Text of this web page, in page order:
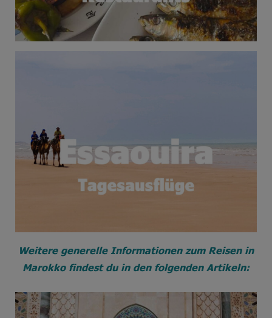
Weitere generelle Informationen zum Reisen in
Marokko findest du in den folgenden Artikeln: